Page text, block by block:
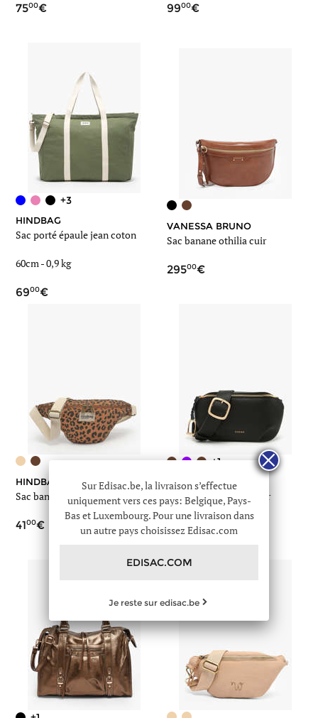
7500 9900
+3
HINDBAG
Sac porté épaule jean coton
60cm -0,9 kg
6900
VANESSA BRUNO
Sac banane othilia cuir
29500
HINDBAG
Sac banane
4100
+1
ETRIER
Sac banane torsade cuir
00
Sur Edisac.be, la livraison s’effectue
uniquement vers ces pays: Belgique, Pays-
Bas et Luxembourg. Pour une livraison dans
un autre pays choisissez Edisac.com
EDISAC.COM
Je reste sur edisac.be